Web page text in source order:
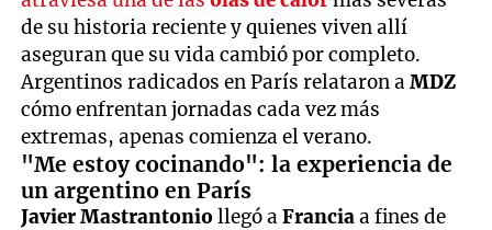
de su historia reciente y quienes viven allí
aseguran que su vida cambió por completo.
Argentinos radicados en París relataron aMDZ
cómo enfrentan jornadas cada vez más
extremas, apenas comienza el verano.
"Me estoy cocinando": la experiencia de
un argentino en París
Javier Mastrantoniollegó aFranciaa fines de